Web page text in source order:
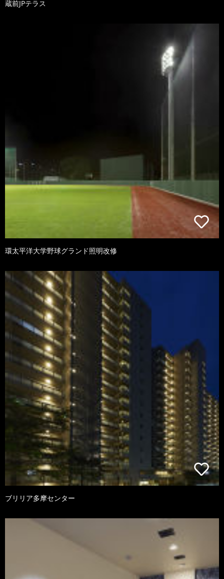
蔵前JPテラス
環太平洋大学野球グランド照明改修
ブリリア多摩センター